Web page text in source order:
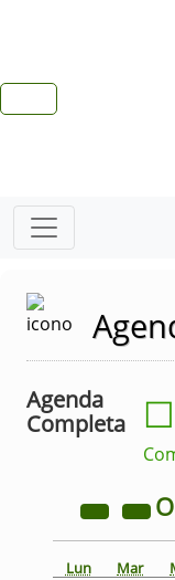
Agenda
Completa
☐
Lun Mar